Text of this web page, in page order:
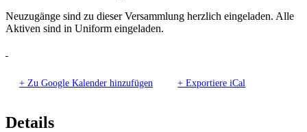
Neuzugänge sind zu dieser Versammlung herzlich eingeladen. Alle
Aktiven sind in Uniform eingeladen.
+ Zu Google Kalender hinzufügen + Exportiere iCal
Details